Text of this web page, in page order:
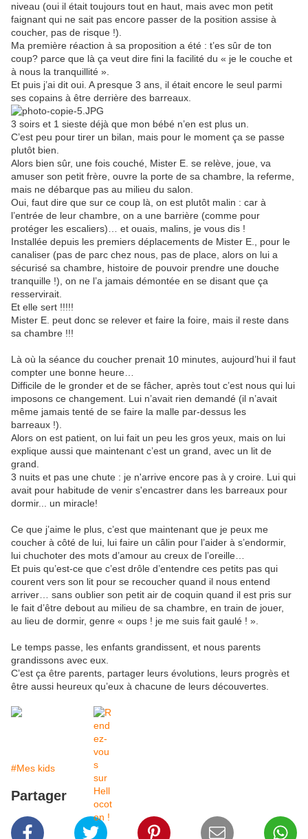
niveau (oui il était toujours tout en haut, mais avec mon petit
faignant qui ne sait pas encore passer de la position assise à
coucher, pas de risque !).
Ma première réaction à sa proposition a été : t’es sûr de ton
coup? parce que là ça veut dire fini la facilité du « je le couche et
à nous la tranquillité ».
Et puis j’ai dit oui. A presque 3 ans, il était encore le seul parmi
ses copains à être derrière des barreaux.
3 soirs et 1 sieste déjà que mon bébé n’en est plus un.
C’est peu pour tirer un bilan, mais pour le moment ça se passe
plutôt bien.
Alors bien sûr, une fois couché, Mister E. se relève, joue, va
amuser son petit frère, ouvre la porte de sa chambre, la referme,
mais ne débarque pas au milieu du salon.
Oui, faut dire que sur ce coup là, on est plutôt malin : car à
l’entrée de leur chambre, on a une barrière (comme pour
protéger les escaliers)… et ouais, malins, je vous dis !
Installée depuis les premiers déplacements de Mister E., pour le
canaliser (pas de parc chez nous, pas de place, alors on lui a
sécurisé sa chambre, histoire de pouvoir prendre une douche
tranquille !), on ne l’a jamais démontée en se disant que ça
resservirait.
Et elle sert !!!!!
Mister E. peut donc se relever et faire la foire, mais il reste dans
sa chambre !!!
Là où la séance du coucher prenait 10 minutes, aujourd’hui il faut
compter une bonne heure…
Difficile de le gronder et de se fâcher, après tout c’est nous qui lui
imposons ce changement. Lui n’avait rien demandé (il n’avait
même jamais tenté de se faire la malle par-dessus les
barreaux !).
Alors on est patient, on lui fait un peu les gros yeux, mais on lui
explique aussi que maintenant c’est un grand, avec un lit de
grand.
3 nuits et pas une chute : je n'arrive encore pas à y croire. Lui qui
avait pour habitude de venir s'encastrer dans les barreaux pour
dormir... un miracle!
Ce que j’aime le plus, c’est que maintenant que je peux me
coucher à côté de lui, lui faire un câlin pour l’aider à s’endormir,
lui chuchoter des mots d’amour au creux de l’oreille…
Et puis qu’est-ce que c’est drôle d’entendre ces petits pas qui
courent vers son lit pour se recoucher quand il nous entend
arriver… sans oublier son petit air de coquin quand il est pris sur
le fait d’être debout au milieu de sa chambre, en train de jouer,
au lieu de dormir, genre « oups ! je me suis fait gaulé ! ».
Le temps passe, les enfants grandissent, et nous parents
grandissons avec eux.
C’est ça être parents, partager leurs évolutions, leurs progrès et
être aussi heureux qu’eux à chacune de leurs découvertes.
#Mes kids
Partager